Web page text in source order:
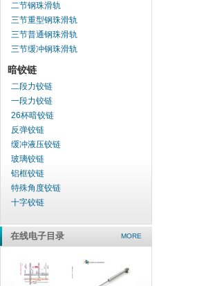
二节钢珠滑轨
三节重型钢珠滑轨
三节普通钢珠滑轨
三节缓冲钢珠滑轨
暗铰链
二段力铰链
一段力铰链
26杯暗铰链
反弹铰链
缓冲液压铰链
玻璃铰链
铝框铰链
特殊角度铰链
十字铰链
在线电子目录 MORE